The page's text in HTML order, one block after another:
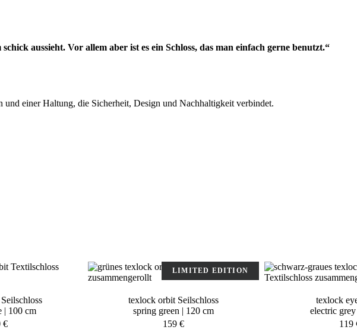
aussieht. Vor allem aber ist es ein Schloss, das man einfach gerne benutzt.“
einer Haltung, die Sicherheit, Design und Nachhaltigkeit verbindet.
| 100 cm
€
LIMITED EDITION
texlock orbit Seilschloss
spring green | 120 cm
159 €
texlock
electric
119